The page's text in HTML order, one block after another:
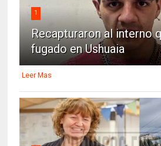
1
Recapturaron al interno
fugado en Ushuaia
Leer Mas